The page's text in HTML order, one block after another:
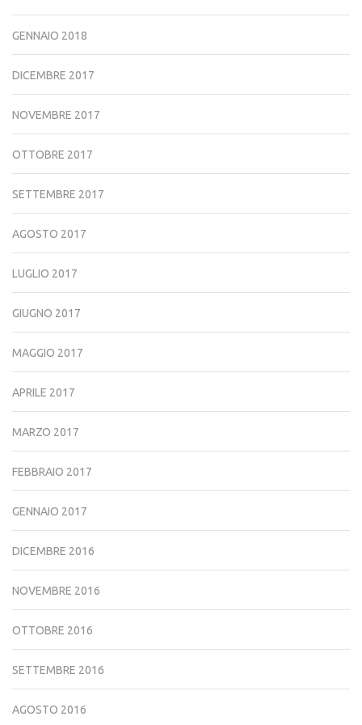
GENNAIO 2018
DICEMBRE 2017
NOVEMBRE 2017
OTTOBRE 2017
SETTEMBRE 2017
AGOSTO 2017
LUGLIO 2017
GIUGNO 2017
MAGGIO 2017
APRILE 2017
MARZO 2017
FEBBRAIO 2017
GENNAIO 2017
DICEMBRE 2016
NOVEMBRE 2016
OTTOBRE 2016
SETTEMBRE 2016
AGOSTO 2016